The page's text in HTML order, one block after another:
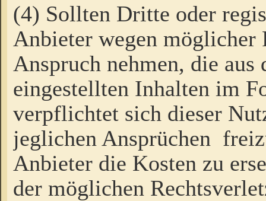
(4) Sollten Dritte oder
Anbieter wegen möglicher
Anspruch nehmen, die
eingestellten Inhalten im
verpflichtet sich dieser
jeglichen Ansprüchen
Anbieter die Kosten zu
der möglichen